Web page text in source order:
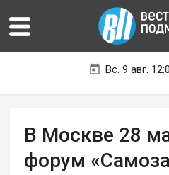
Вс. 9 авг.
В Москве 28
форум